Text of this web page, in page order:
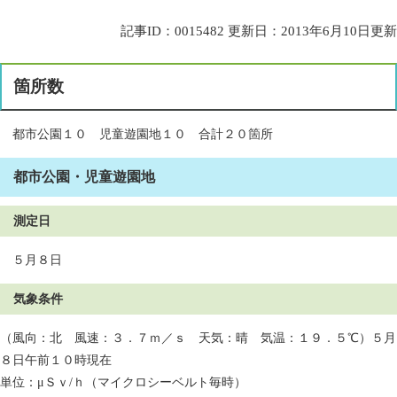
記事ID：0015482 更新日：2013年6月10日更新
箇所数
都市公園１０ 児童遊園地１０ 合計２０箇所
都市公園・児童遊園地
測定日
５月８日
気象条件
（風向：北 風速：３．７ｍ／ｓ 天気：晴 気温：１９．５℃）５月
８日午前１０時現在
単位：μＳｖ/ｈ（マイクロシーベルト毎時）